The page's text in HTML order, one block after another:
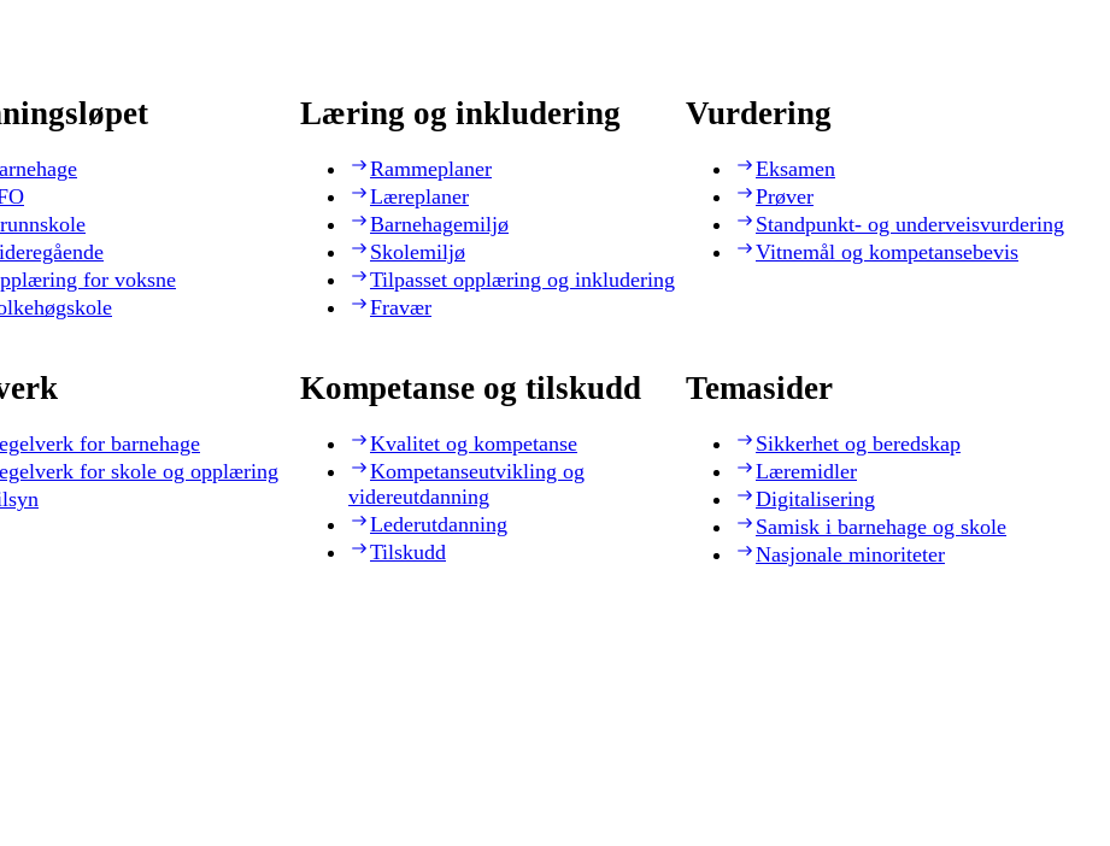
for voksne
Læring og inkludering
Rammeplaner
Læreplaner
Barnehagemiljø
Skolemiljø
Tilpasset opplæring og inkludering
Fravær
Vurdering
Eksamen
Prøver
Standpunkt- og underveisvurdering
Vitnemål og kompetansebevis
for barnehage
for skole og opplæring
Kompetanse og tilskudd
Kvalitet og kompetanse
Kompetanseutvikling og
videreutdanning
Lederutdanning
Tilskudd
Temasider
Sikkerhet og beredskap
Læremidler
Digitalisering
Samisk i barnehage og skole
Nasjonale minoriteter